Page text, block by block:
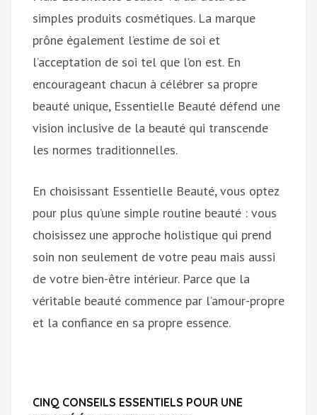
simples produits cosmétiques. La marque
prône également l’estime de soi et
l’acceptation de soi tel que l’on est. En
encourageant chacun à célébrer sa propre
beauté unique, Essentielle Beauté défend une
vision inclusive de la beauté qui transcende
les normes traditionnelles.
En choisissant Essentielle Beauté, vous optez
pour plus qu’une simple routine beauté : vous
choisissez une approche holistique qui prend
soin non seulement de votre peau mais aussi
de votre bien-être intérieur. Parce que la
véritable beauté commence par l’amour-propre
et la confiance en sa propre essence.
CINQ CONSEILS ESSENTIELS POUR UNE